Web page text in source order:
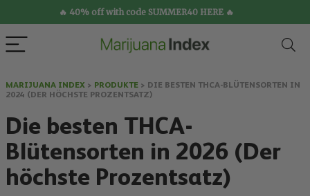
🔥 40% off with code SUMMER40 HERE 🔥
MARIJUANA INDEX > PRODUKTE > DIE BESTEN THCA-BLÜTENSORTEN IN
2024 (DER HÖCHSTE PROZENTSATZ)
Die besten THCA-
Blütensorten in 2026 (Der
höchste Prozentsatz)